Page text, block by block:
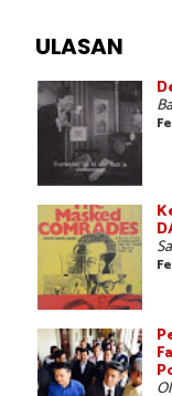
ULASAN